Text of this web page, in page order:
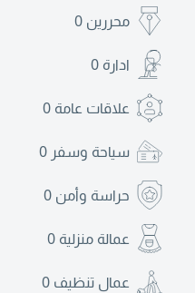
محررين 0
ادارة 0
علاقات عامة 0
سياحة وسفر 0
حراسة وأمن 0
عمالة منزلية 0
عمال تنظيف 0